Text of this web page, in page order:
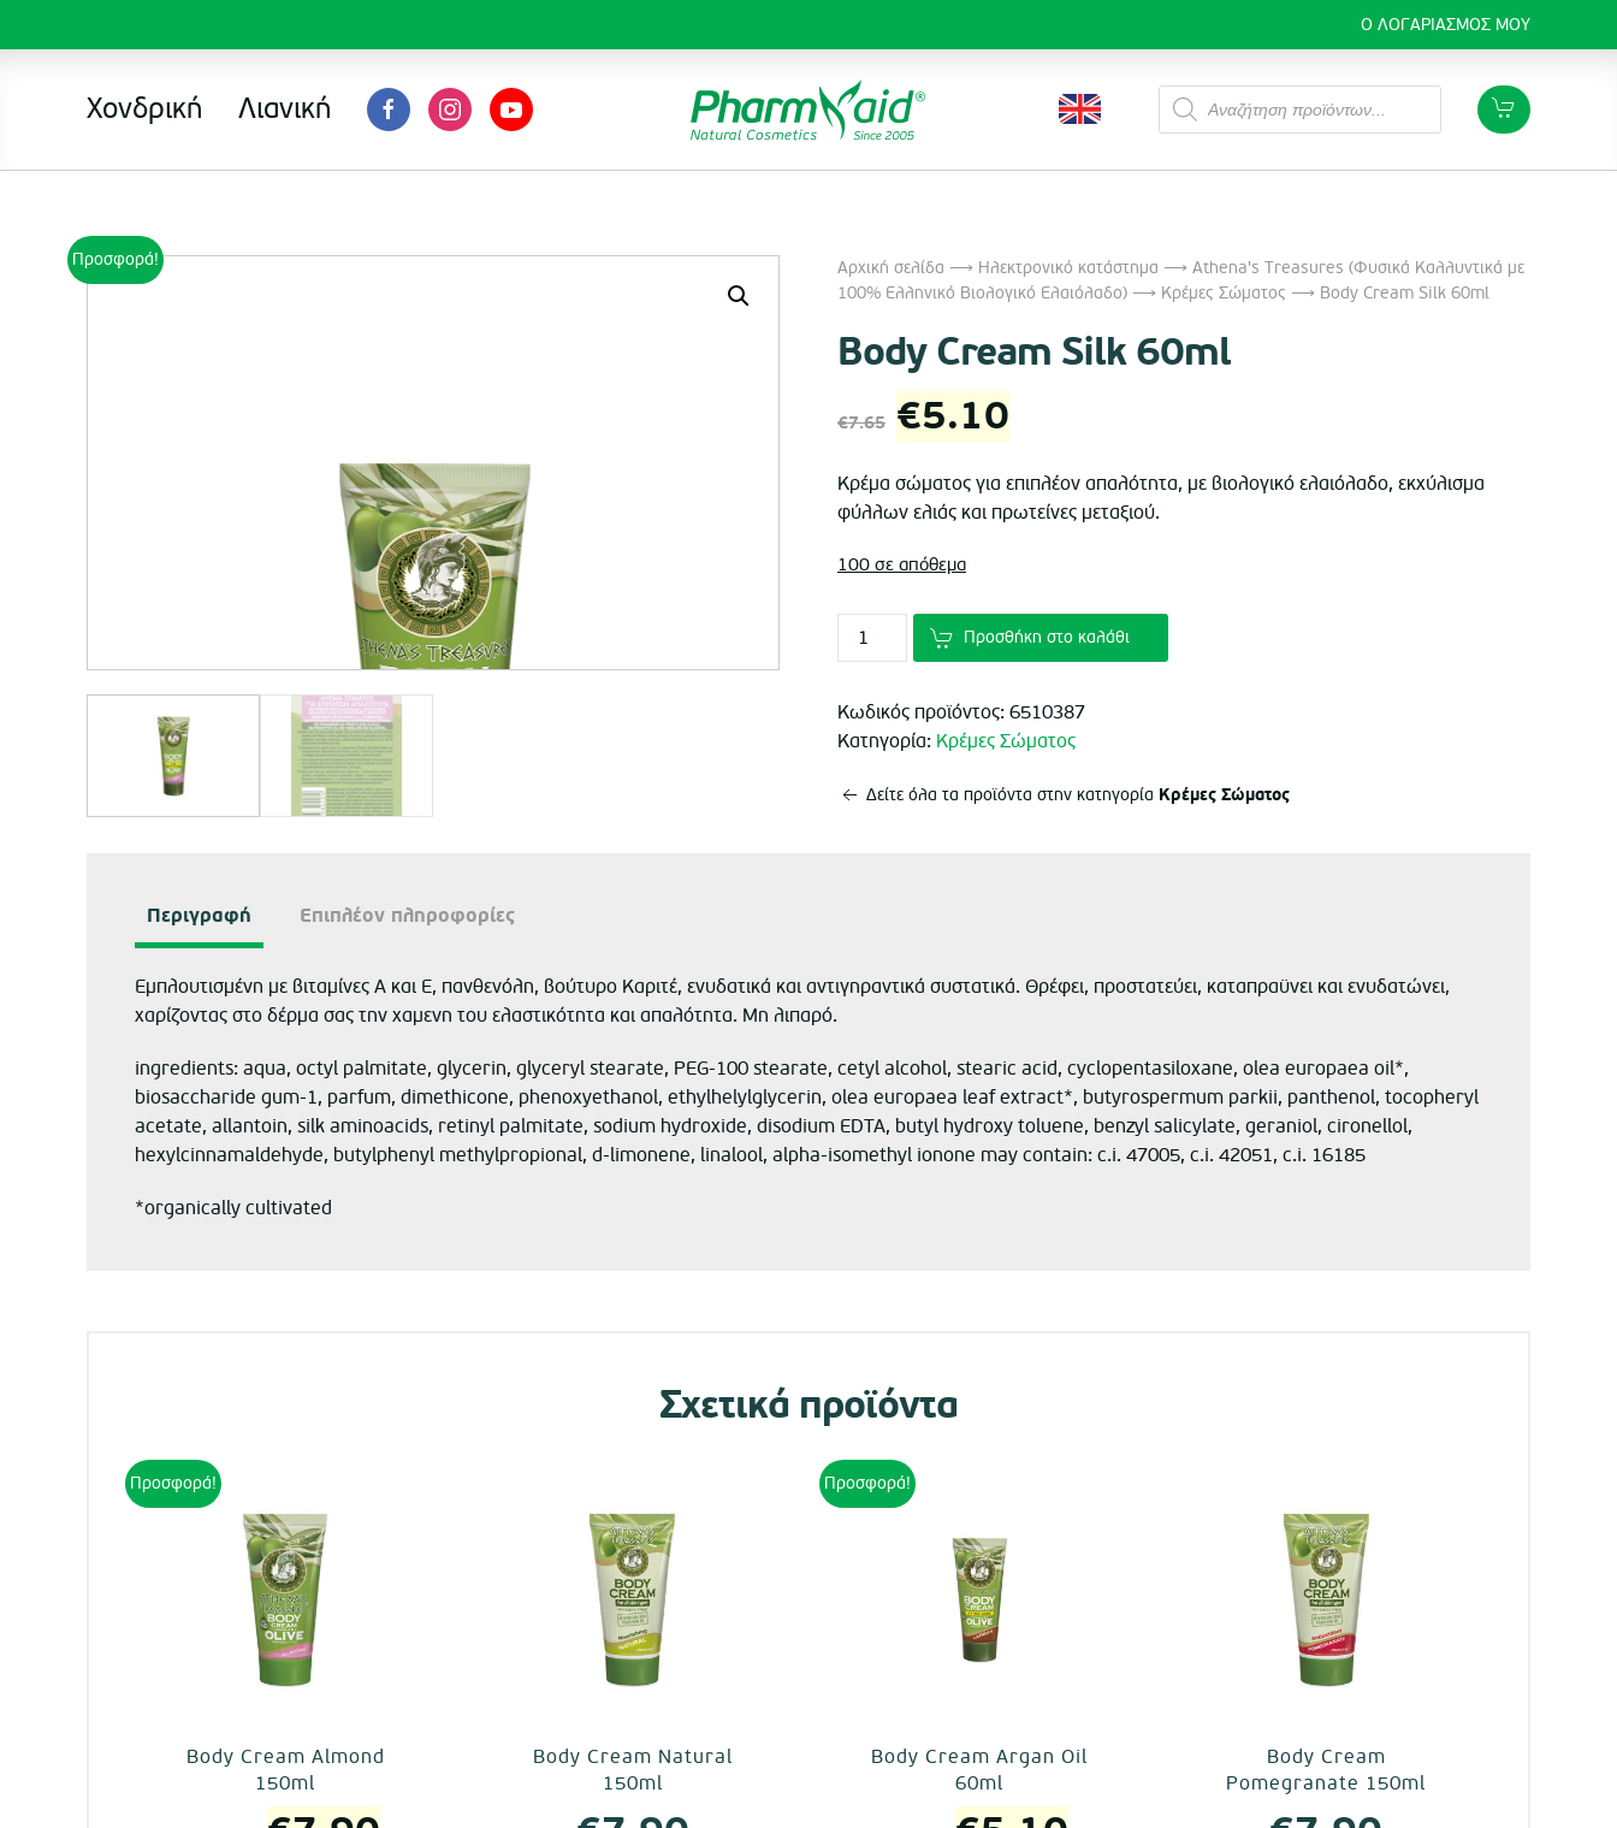
Ο ΛΟΓΑΡΙΑΣΜΌΣ ΜΟΥ
Χονδρική Λιανική
Products
search
Προσφορά! Αρχική σελίδα ⟶ Ηλεκτρονικό κατάστημα ⟶ Athena's Treasures (Φυσικά Καλλυντικά με
100% Ελληνικό Βιολογικό Ελαιόλαδο) ⟶ Κρέμες Σώματος ⟶ Body Cream Silk 60ml
Body Cream Silk 60ml
€7.65 Original
price
was:
€7.65.
€5.10
τρέχουσα
τιμή
€5.10.
Κρέμα σώματος για επιπλέον απαλότητα, με βιολογικό ελαιόλαδο, εκχύλισμα
φύλλων ελιάς και πρωτείνες μεταξιού.
100 σε απόθεμα
Προσθήκη στο καλάθι
Κωδικός προϊόντος: 6510387
Κατηγορία: Κρέμες Σώματος
Δείτε όλα τα προϊόντα στην κατηγορία Κρέμες Σώματος
Περιγραφή Επιπλέον πληροφορίες
Εμπλουτισμένη με βιταμίνες Α και Ε, πανθενόλη, βούτυρο Καριτέ, ενυδατικά και αντιγηραντικά συστατικά. Θρέφει, προστατεύει, καταπραϋνει και ενυδατώνει,
χαρίζοντας στο δέρμα σας την χαμενη του ελαστικότητα και απαλότητα. Μη λιπαρό.
ingredients: aqua, octyl palmitate, glycerin, glyceryl stearate, PEG-100 stearate, cetyl alcohol, stearic acid, cyclopentasiloxane, olea europaea oil*,
biosaccharide gum-1, parfum, dimethicone, phenoxyethanol, ethylhelylglycerin, olea europaea leaf extract*, butyrospermum parkii, panthenol, tocopheryl
acetate, allantoin, silk aminoacids, retinyl palmitate, sodium hydroxide, disodium EDTA, butyl hydroxy toluene, benzyl salicylate, geraniol, cironellol,
hexylcinnamaldehyde, butylphenyl methylpropional, d-limonene, linalool, alpha-isomethyl ionone may contain: c.i. 47005, c.i. 42051, c.i. 16185
*organically cultivated
Σχετικά προϊόντα
Προσφορά!
Body Cream Almond
150ml
Body Cream Natural
150ml
Προσφορά!
Body Cream Argan Oil
60ml
Body Cream
Pomegranate 150ml